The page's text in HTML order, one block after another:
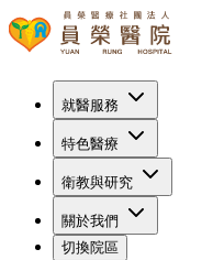
就醫服務
特色醫療
衛教與研究
關於我們
切換院區